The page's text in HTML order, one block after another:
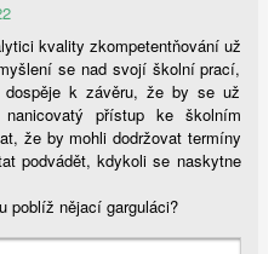
kvality zkompetentňování už
se nad svojí školní prací,
k závěru, že by se už
přístup ke školním
že by mohli dodržovat termíny
podvádět, kdykoli se naskytne
poblíž nějací garguláci?
Kateřiny Dobruské. Workshop se
podpořit plynulý přechod z mateřské
2026. Tato konference nabídla
MŠMT pro nadcházející období?
dětí z MŠ do ZŠ dívá ČŠI? Které
školní praxi? A proč podporovat
Od technologické skepse